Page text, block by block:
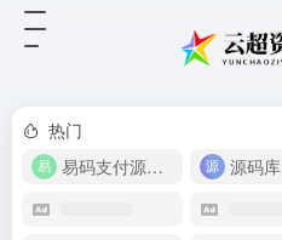
热门
易码支付源码下载
源码库